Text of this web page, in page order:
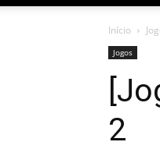
Início
Jogos
2